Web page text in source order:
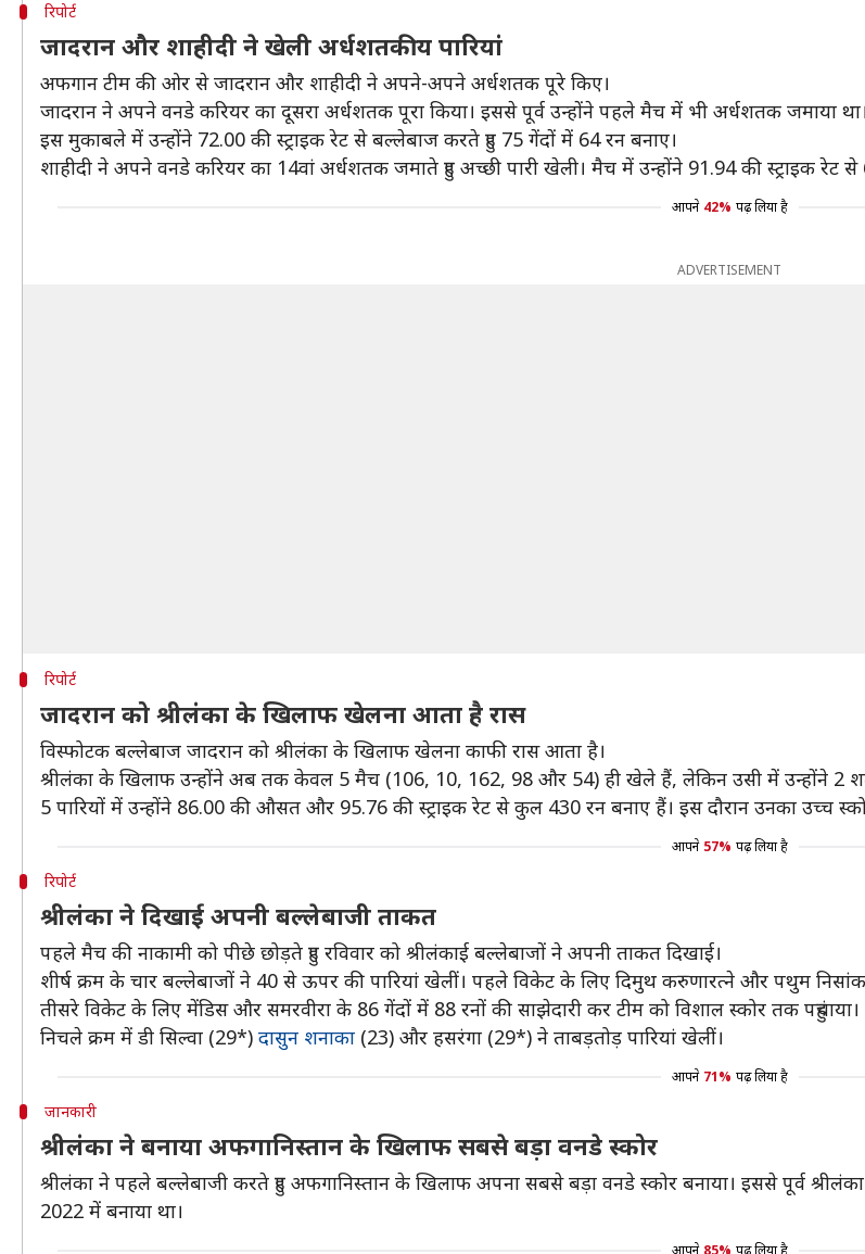
रिपोर्ट
जादरान और शाहीदी ने खेली अर्धशतकीय पारियां
अफगान टीम की ओर से जादरान और शाहीदी ने अपने-अपने अर्धशतक पूरे किए।
जादरान ने अपने वनडे करियर का दूसरा अर्धशतक पूरा किया। इससे पूर्व उन्होंने पहले मैच में भी अर्धशतक जमाया था।
इस मुकाबले में उन्होंने 72.00 की स्ट्राइक रेट से बल्लेबाज करते हुए 75 गेंदों में 64 रन बनाए।
शाहीदी ने अपने वनडे करियर का 14वां अर्धशतक जमाते हुए अच्छी पारी खेली। मैच में उन्होंने 91.94 की स्ट्राइक रेट
आपने 42% पढ़ लिया है
ADVERTISEMENT
रिपोर्ट
जादरान को श्रीलंका के खिलाफ खेलना आता है रास
विस्फोटक बल्लेबाज जादरान को श्रीलंका के खिलाफ खेलना काफी रास आता है।
श्रीलंका के खिलाफ उन्होंने अब तक केवल 5 मैच (106, 10, 162, 98 और 54) ही खेले हैं, लेकिन उसी में उन्होंने 2
5 पारियों में उन्होंने 86.00 की औसत और 95.76 की स्ट्राइक रेट से कुल 430 रन बनाए हैं। इस दौरान उनका उच्च
आपने 57% पढ़ लिया है
रिपोर्ट
श्रीलंका ने दिखाई अपनी बल्लेबाजी ताकत
पहले मैच की नाकामी को पीछे छोड़ते हुए रविवार को श्रीलंकाई बल्लेबाजों ने अपनी ताकत दिखाई।
शीर्ष क्रम के चार बल्लेबाजों ने 40 से ऊपर की पारियां खेलीं। पहले विकेट के लिए दिमुथ करुणारत्ने और पथुम
तीसरे विकेट के लिए मेंडिस और समरवीरा के 86 गेंदों में 88 रनों की साझेदारी कर टीम को विशाल स्कोर तक पहुंचाया।
निचले क्रम में डी सिल्वा (29*) दासुन शनाका (23) और हसरंगा (29*) ने ताबड़तोड़ पारियां खेलीं।
आपने 71% पढ़ लिया है
जानकारी
श्रीलंका ने बनाया अफगानिस्तान के खिलाफ सबसे बड़ा वनडे स्कोर
श्रीलंका ने पहले बल्लेबाजी करते हुए अफगानिस्तान के खिलाफ अपना सबसे बड़ा वनडे स्कोर बनाया। इससे पूर्व
2022 में बनाया था।
आपने 85% पढ़ लिया है